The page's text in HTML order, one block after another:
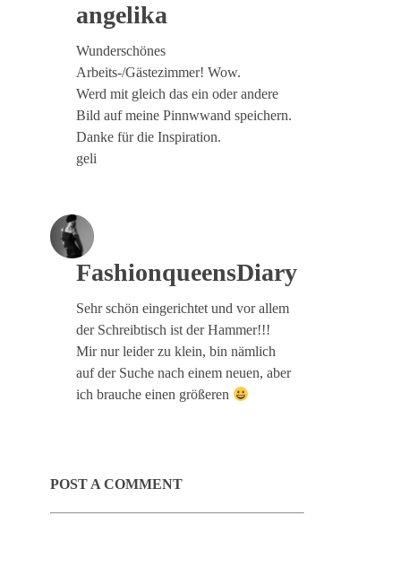
angelika
Wunderschönes
Arbeits-/Gästezimmer! Wow.
Werd mit gleich das ein oder andere
Bild auf meine Pinnwwand speichern.
Danke für die Inspiration.
geli
FashionqueensDiary
Sehr schön eingerichtet und vor allem
der Schreibtisch ist der Hammer!!!
Mir nur leider zu klein, bin nämlich
auf der Suche nach einem neuen, aber
ich brauche einen größeren
POST A COMMENT